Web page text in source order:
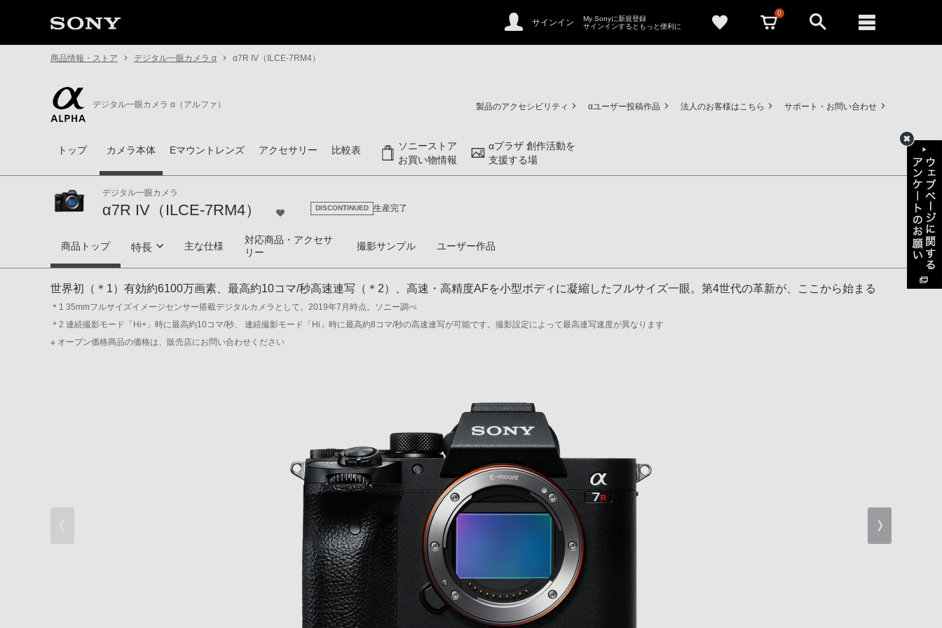
サインイン
My Sonyに新規登録
サインインするともっと便利に
0
商品情報・ストア デジタル一眼カメラ α α7R IV（ILCE-7RM4）
デジタル一眼カメラ α（アルファ） 製品のアクセシビリティ αユーザー投稿作品 法人のお客様はこちら サポート・お問い合わせ
トップ カメラ本体 Eマウントレンズ アクセサリー 比較表
ソニーストア
お買い物情報
αプラザ 創作活動を
支援する場
デジタル一眼カメラ
α7R IV（ILCE-7RM4） DISCONTINUED 生産完了
α7R IV（ILCE-7RM4）
商品トップ 特長
α史上最高の解像性能と階調性
高速連写性能
主な仕様
対応商品・アクセサ
リー
撮影サンプル ユーザー作品
世界初（＊1）有効約6100万画素、最高約10コマ/秒高速連写（＊2）、高速・高精度AFを小型ボディに凝縮したフルサイズ一眼。第4世代の革新が、ここから始まる
＊1 35mmフルサイズイメージセンサー搭載デジタルカメラとして。2019年7月時点。ソニー調べ
＊2 連続撮影モード「Hi+」時に最高約10コマ/秒、 連続撮影モード「Hi」時に最高約8コマ/秒の高速連写が可能です。撮影設定によって最高連写速度が異なります
※ オープン価格商品の価格は、販売店にお問い合わせください